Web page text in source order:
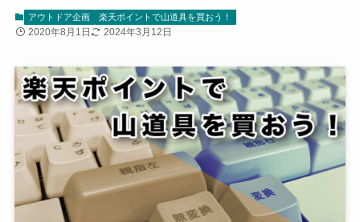
アウトドア企画 楽天ポイントで山道具を買おう！
2020年8月1日 2024年3月12日